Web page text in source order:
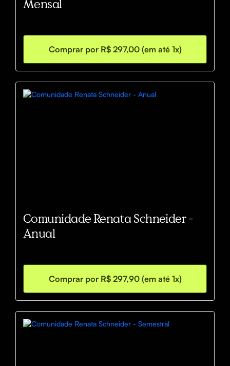
Mensal
Comprar por R$ 297,00 (em até 1x)
Comunidade Renata Schneider -
Anual
Comprar por R$ 297,90 (em até 1x)